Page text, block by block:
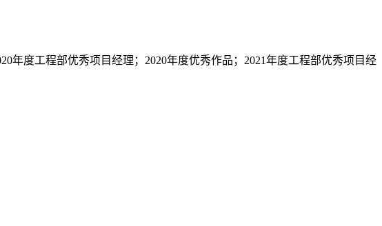
年度工程部优秀项目经理；2020年度优秀作品；2021年度工程部优秀项目经